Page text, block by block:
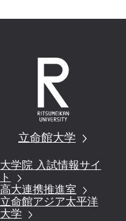
立命館大学
大学院 入試情報サイ
ト
高大連携推進室
立命館アジア太平洋
大学